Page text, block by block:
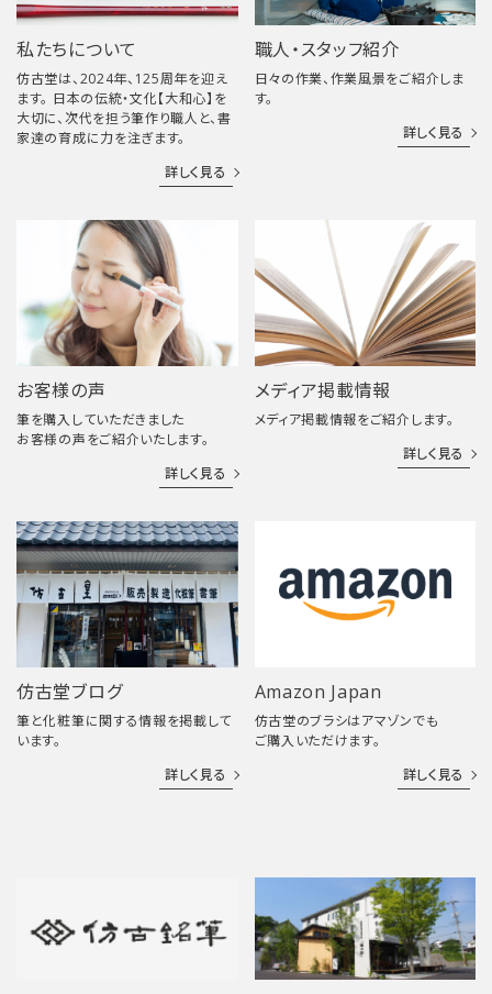
私たちについて
仿古堂は、2024年、125周年を迎え
ます。 日本の伝統・文化【大和心】を
大切に、次代を担う筆作り職人と、書
家達の育成に力を注ぎます。
詳しく見る
職人・スタッフ紹介
日々の作業、作業風景をご紹介しま
す。
詳しく見る
お客様の声
筆を購入していただきました
お客様の声をご紹介いたします。
詳しく見る
メディア掲載情報
メディア掲載情報をご紹介します。
詳しく見る
仿古堂ブログ
筆と化粧筆に関する情報を掲載して
います。
詳しく見る
Amazon Japan
仿古堂のブラシはアマゾンでも
ご購入いただけます。
詳しく見る